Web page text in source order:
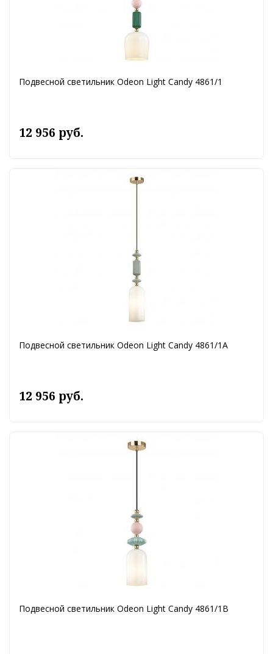
Подвесной светильник Odeon Light Candy 4861/1
12 956 руб.
Подвесной светильник Odeon Light Candy 4861/1A
12 956 руб.
Подвесной светильник Odeon Light Candy 4861/1B